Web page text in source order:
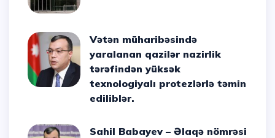
Vətən müharibəsində
yaralanan qazilər nazirlik
tərəfindən yüksək
texnologiyalı protezlərlə təmin
ediliblər.
Sahil Babayev – Əlaqə nömrəsi